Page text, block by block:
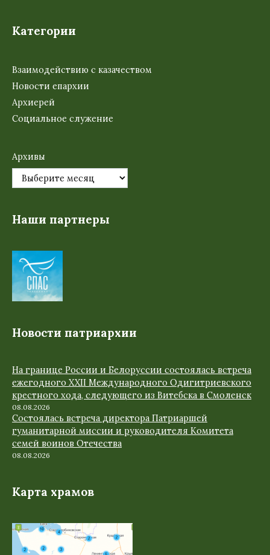
Категории
Взаимодействию с казачеством
Новости епархии
Архиерей
Социальное служение
Архивы
Наши партнеры
Новости патриархии
На границе России и Белоруссии состоялась встреча
ежегодного XXII Международного Одигитриевского
крестного хода, следующего из Витебска в Смоленск
08.08.2026
Состоялась встреча директора Патриаршей
гуманитарной миссии и руководителя Комитета
семей воинов Отечества
08.08.2026
Карта храмов